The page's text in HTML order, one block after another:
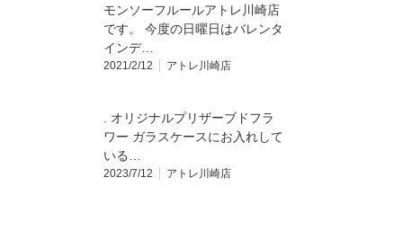
モンソーフルールアトレ川崎店
です。 今度の日曜日はバレンタ
インデ…
2021/2/12 アトレ川崎店
. オリジナルプリザーブドフラ
ワー ガラスケースにお入れして
いる…
2023/7/12 アトレ川崎店